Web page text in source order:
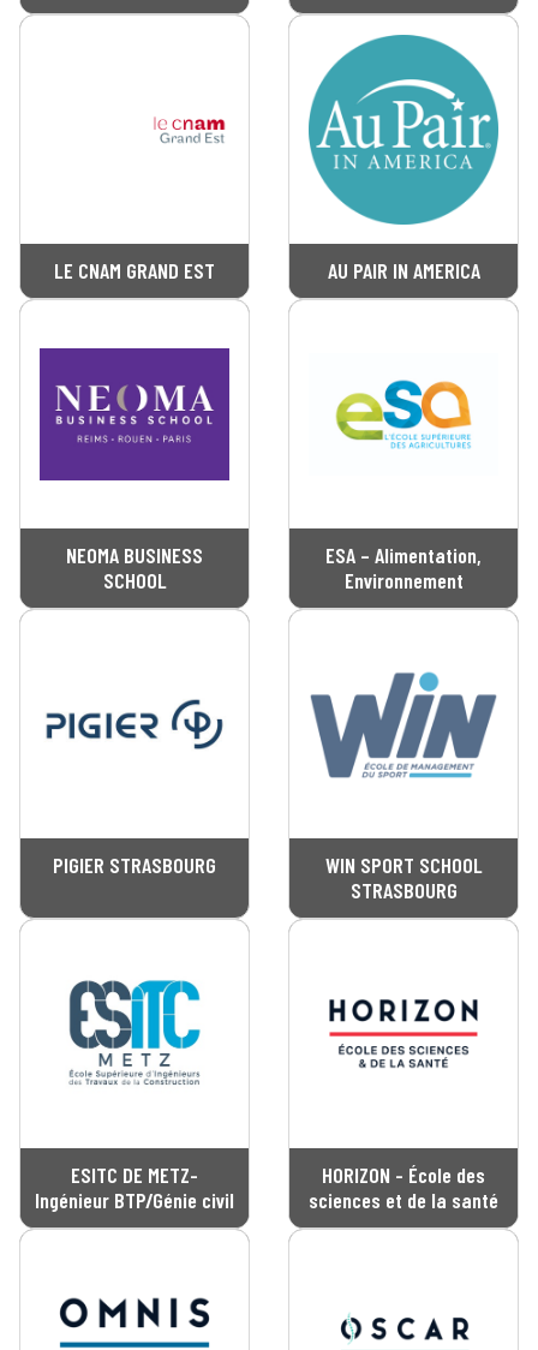
LE CNAM GRAND EST AU PAIR IN AMERICA
NEOMA BUSINESS
SCHOOL
ESA – Alimentation,
Environnement
PIGIER STRASBOURG
WIN SPORT SCHOOL
STRASBOURG
ESITC DE METZ-
Ingénieur BTP/Génie civil
HORIZON - École des
sciences et de la santé